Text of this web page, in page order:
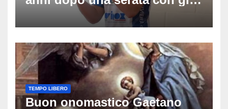
amici: il mistero dello
schianto senza frenata
TEMPO LIBERO
Buon onomastico Gaetano